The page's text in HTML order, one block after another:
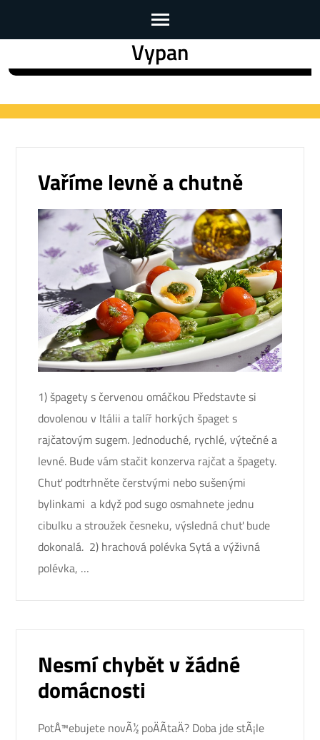
to
Vypan
Vaříme levně a chutně
1) špagety s červenou omáčkou Představte si
dovolenou v Itálii a talíř horkých špaget s
rajčatovým sugem. Jednoduché, rychlé, výtečné a
levné. Bude vám stačit konzerva rajčat a špagety.
Chuť podtrhněte čerstvými nebo sušenými
bylinkami a když pod sugo osmahnete jednu
cibulku a stroužek česneku, výsledná chuť bude
dokonalá. 2) hrachová polévka Sytá a výživná
polévka, …
Nesmí chybět v žádné
domácnosti
PotÅ™ebujete novÃ½ poÄÃ­taÄ? Doba jde stÃ¡le